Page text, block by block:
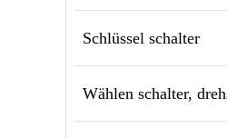
Schlüssel schalter